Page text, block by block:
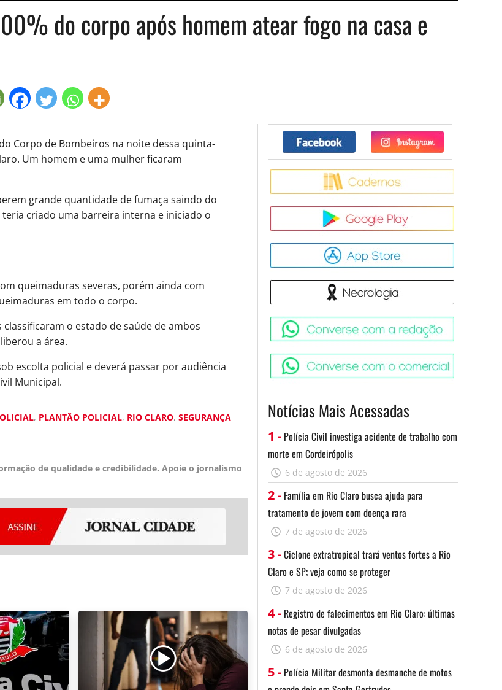
do corpo após homem atear fogo na casa e
Corpo de Bombeiros na noite dessa quinta-
Um homem e uma mulher ficaram
grande quantidade de fumaça saindo do
criado uma barreira interna e iniciado o
queimaduras severas, porém ainda com
em todo o corpo.
o estado de saúde de ambos
a área.
escolta policial e deverá passar por audiência
Municipal.
, PLANTÃO POLICIAL, RIO CLARO, SEGURANÇA
de qualidade e credibilidade. Apoie o jornalismo
Facebook Twitter
Notícias Mais Acessadas
1 - Polícia Civil investiga acidente de trabalho com
morte em Cordeirópolis
6 de agosto de 2026
2 - Família em Rio Claro busca ajuda para
tratamento de jovem com doença rara
7 de agosto de 2026
3 -Ciclone extratropical trará ventos fortes a Rio
Claro e SP; veja como se proteger
7 de agosto de 2026
4 - Registro de falecimentos em Rio Claro: últimas
notas de pesar divulgadas
6 de agosto de 2026
5 - Polícia Militar desmonta desmanche de motos